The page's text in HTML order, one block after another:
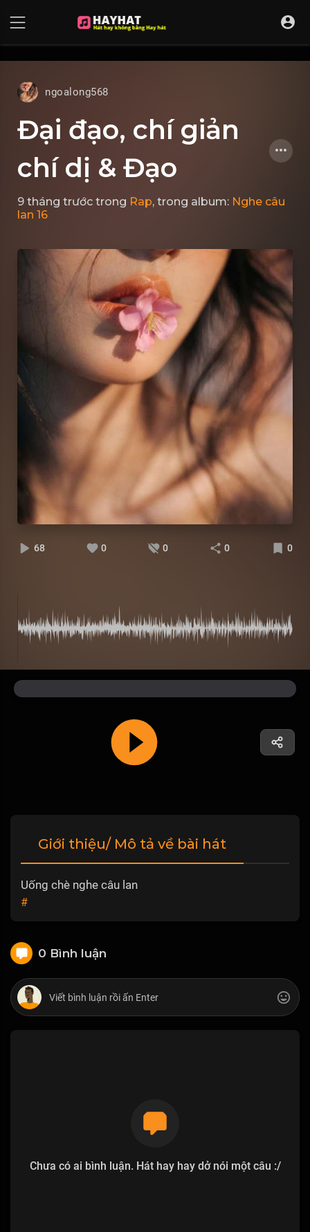
ngoalong568
Đại đạo, chí giản
chí dị & Đạo
9 tháng trước trong Rap, trong album: Nghe câu
lan 16
68 0 0 0 0
Giới thiệu/ Mô tả về bài hát
Uống chè nghe câu lan
#
0 Bình luận
Chưa có ai bình luận. Hát hay hay dở nói một câu :/